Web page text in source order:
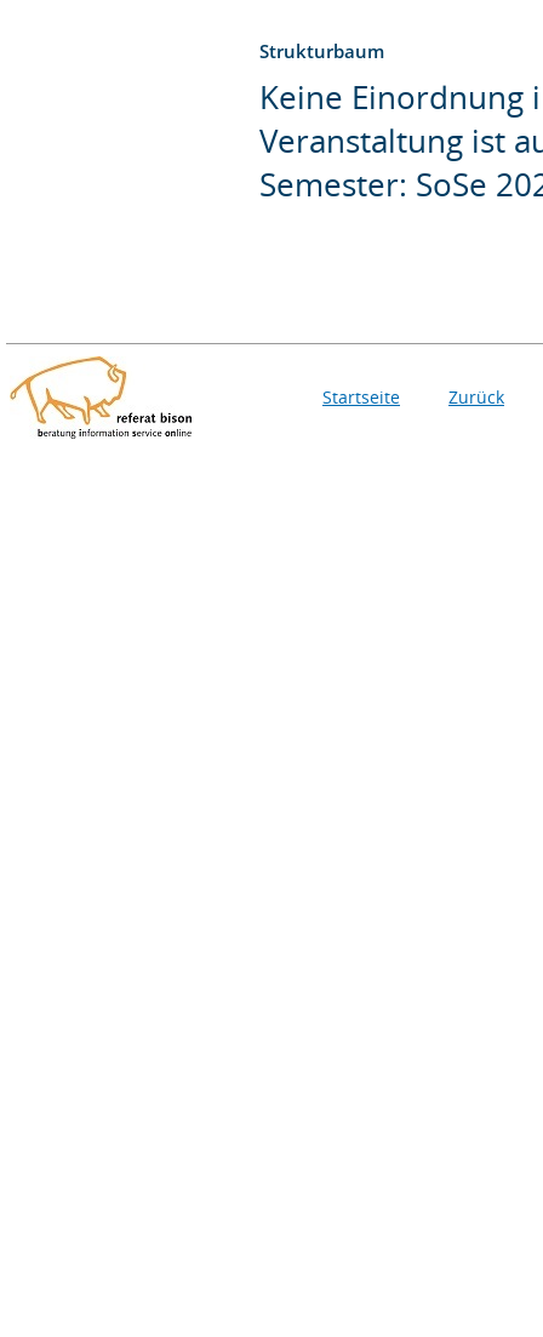
Strukturbaum
Keine Einordnung
Veranstaltung ist
Semester: SoSe
Startseite Zurück